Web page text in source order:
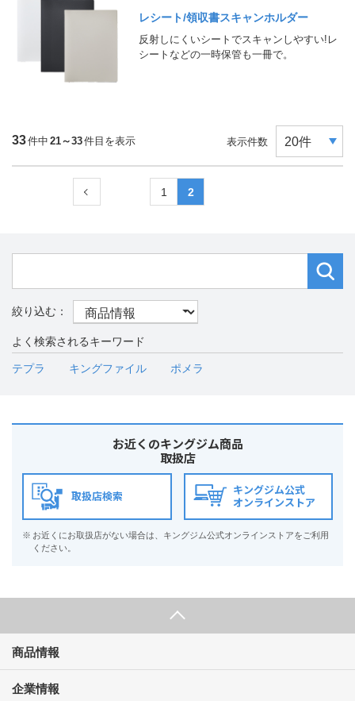
レシート/領収書スキャンホルダー
反射しにくいシートでスキャンしやすい!レ
シートなどの一時保管も一冊で。
33件中 21～33件目を表示 表示件数
1 2
よく検索されるキーワード
テプラ キングファイル ポメラ
お近くのキングジム商品
取扱店
取扱店検索
キングジム公式
オンラインストア
※ お近くにお取扱店がない場合は、キングジム公式オンラインストアをご利用
ください。
商品情報
企業情報